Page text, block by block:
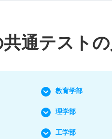
通テスト
教育学部
理学部
工学部